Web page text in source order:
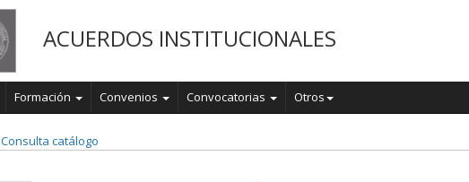
ACUERDOS INSTITUCIONALES
Formación Convenios Convocatorias Otros
Consulta catálogo